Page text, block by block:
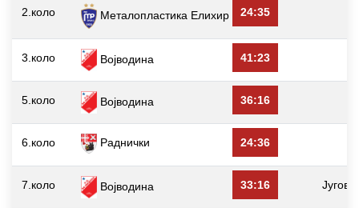
2.коло Металопластика Елиxир 24:35
3.коло Војводина 41:23
5.коло Војводина 36:16
6.коло Раднички 24:36
7.коло Војводина 33:16